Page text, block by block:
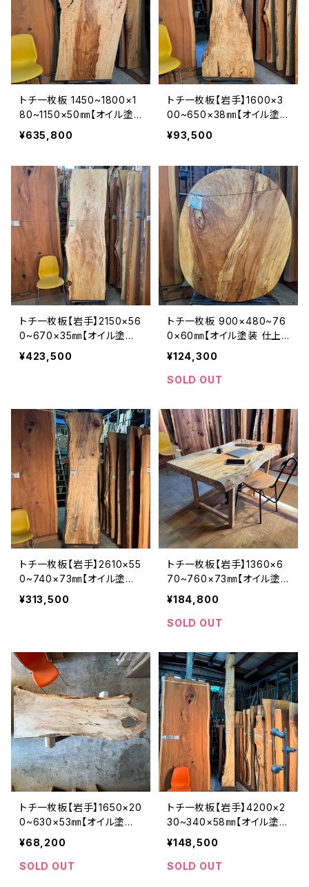
トチ一枚板 1450~1800×1
80~1150×50㎜【オイル塗
装 仕上げ済み】
¥635,800
トチ一枚板【岩手】1600×3
00~650×38㎜【オイル塗
装 仕上げ済み】
¥93,500
トチ一枚板【岩手】2150×56
0~670×35㎜【オイル塗装
仕上げ済み】
¥423,500
トチ一枚板 900×480~76
0×60㎜【オイル塗装 仕上
げ済み】
¥124,300
SOLD OUT
トチ一枚板【岩手】2610×55
0~740×73㎜【オイル塗装
仕上げ済み】
¥313,500
トチ一枚板【岩手】1360×6
70~760×73㎜【オイル塗
装 仕上げ済み】
¥184,800
SOLD OUT
トチ一枚板【岩手】1650×20
0~630×53㎜【オイル塗装
仕上げ済み】
¥68,200
SOLD OUT
トチ一枚板【岩手】4200×2
30~340×58㎜【オイル塗装
仕上げ済み】
¥148,500
SOLD OUT